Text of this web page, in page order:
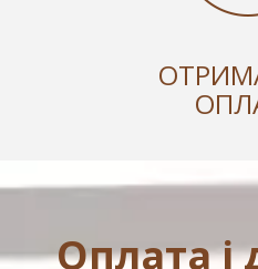
Оплата і